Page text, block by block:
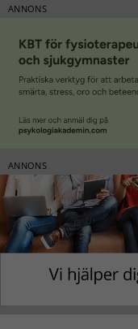
ANNONS
ANNONS